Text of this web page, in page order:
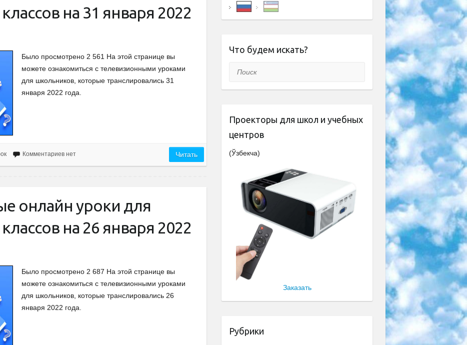
на 31 января 2022
Было просмотрено 2 561 На этой странице вы
можете ознакомиться с телевизионными уроками
для школьников, которые транслировались 31
января 2022 года.
Комментариев нет Читать
онлайн уроки для
на 26 января 2022
Было просмотрено 2 687 На этой странице вы
можете ознакомиться с телевизионными уроками
для школьников, которые транслировались 26
января 2022 года.
Что будем искать?
Поиск
Проекторы для школ и учебных
центров
(Ўзбекча)
Заказать
Рубрики